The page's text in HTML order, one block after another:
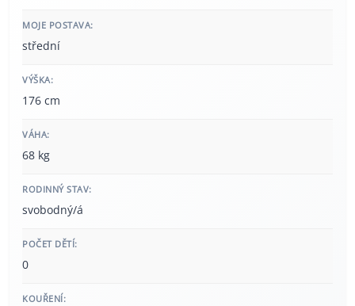
MOJE POSTAVA:
střední
VÝŠKA:
176 cm
VÁHA:
68 kg
RODINNÝ STAV:
svobodný/á
POČET DĚTÍ:
0
KOUŘENÍ: